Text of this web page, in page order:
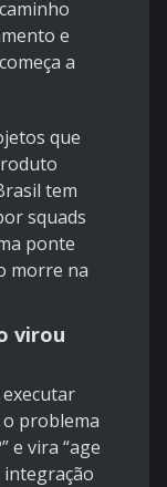
e
a
que
tem
squads
ponte
morre na
virou
problema
e vira “age
integração